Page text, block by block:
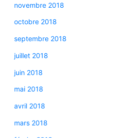
novembre 2018
octobre 2018
septembre 2018
juillet 2018
juin 2018
mai 2018
avril 2018
mars 2018